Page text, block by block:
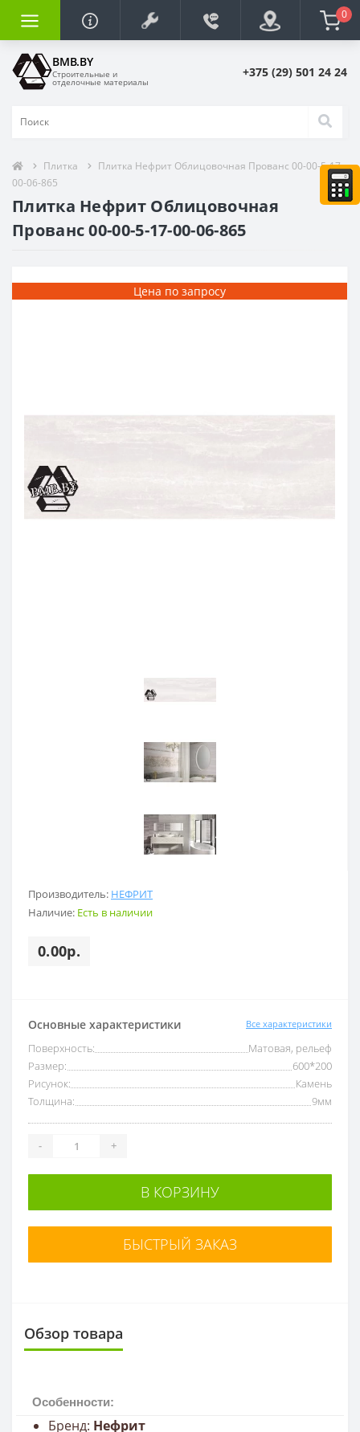
0
BMB.BY
Строительные и
отделочные материалы
+375 (29) 501 24 24
Плитка
Плитка Нефрит Облицовочная Прованс 00-00-5-17-
00-06-865
Плитка Нефрит Облицовочная
Прованс 00-00-5-17-00-06-865
Цена по запросу
Производитель: НЕФРИТ
Наличие: Есть в наличии
0.00р.
Основные характеристики Все характеристики
Поверхность:
Матовая, рельеф
Размер:
600*200
Рисунок:
Камень
Толщина:
9мм
- +
В КОРЗИНУ
БЫСТРЫЙ ЗАКАЗ
Обзор товара
Особенности:
Бренд: Нефрит